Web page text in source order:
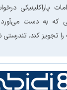
پاراکلینیکی
که به دست
تجویز کند.